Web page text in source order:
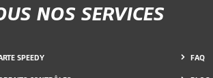
NOS SERVICES
SPEEDY FAQ